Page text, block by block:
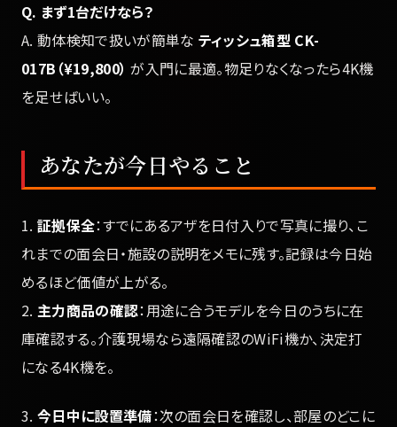
Q. まず1台だけなら？
A. 動体検知で扱いが簡単な ティッシュ箱型 CK-
017B（¥19,800） が入門に最適。物足りなくなったら4K機
を足せばいい。
あなたが今日やること
1. 証拠保全：すでにあるアザを日付入りで写真に撮り、こ
れまでの面会日・施設の説明をメモに残す。記録は今日始
めるほど価値が上がる。
2. 主力商品の確認：用途に合うモデルを今日のうちに在
庫確認する。介護現場なら遠隔確認のWiFi機か、決定打
になる4K機を。
3. 今日中に設置準備：次の面会日を確認し、部屋のどこに